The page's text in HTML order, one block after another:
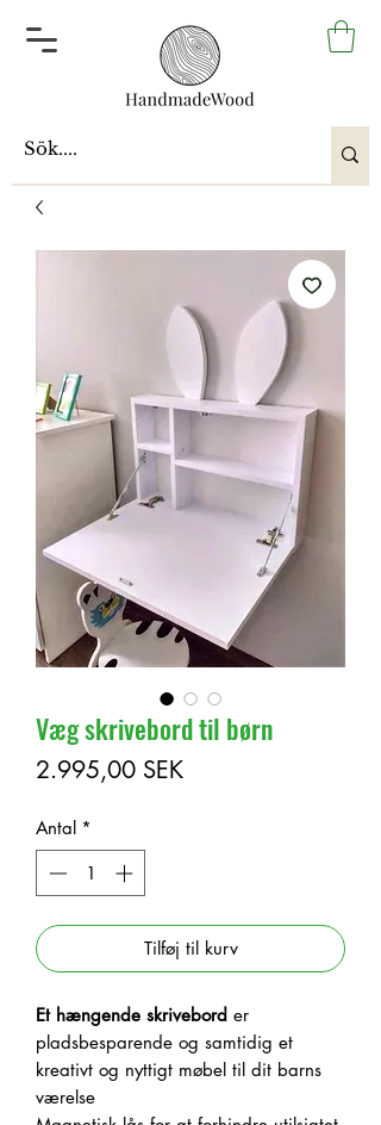
Væg skrivebord til børn
2.995,00 SEKPris
Antal *
Tilføj til kurv
Et hængende skrivebord er
pladsbesparende og samtidig et
kreativt og nyttigt møbel til dit barns
værelse